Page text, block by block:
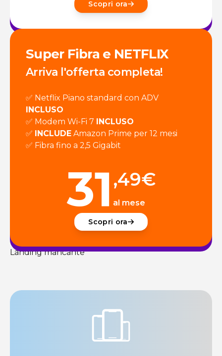
Scopri ora
Super Fibra e NETFLIX
Arriva l'offerta completa!
✅ Netflix Piano standard con ADV
INCLUSO
✅ Modem Wi-Fi 7 INCLUSO
✅ INCLUDE Amazon Prime per 12 mesi
✅ Fibra fino a 2,5 Gigabit
31 ,49€
al mese
Scopri ora
Landing mancante